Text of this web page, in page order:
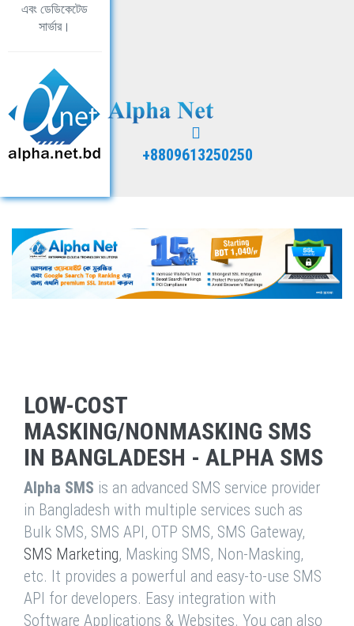
এবং ডেডিকেটেড
সার্ভার।
+8809613250250
LOW-COST
MASKING/NONMASKING SMS
IN BANGLADESH - ALPHA SMS
Alpha SMS is an advanced SMS service provider
in Bangladesh with multiple services such as
Bulk SMS, SMS API, OTP SMS, SMS Gateway,
SMS Marketing, Masking SMS, Non-Masking,
etc. It provides a powerful and easy-to-use SMS
API for developers. Easy integration with
Software Applications & Websites. You can also